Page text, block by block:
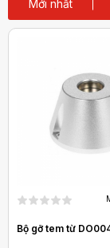
Mới nhất
Bộ gỡ tem từ